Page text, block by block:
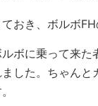
おき、ボルボ
ボに乗って来た
した。ちゃん